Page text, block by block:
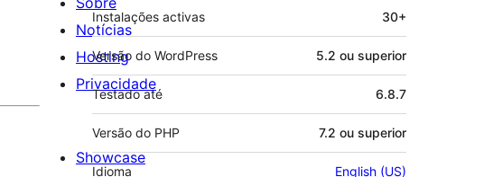
Instalações activas 30+
Versão do WordPress 5.2 ou superior
Testado até 6.8.7
Versão do PHP 7.2 ou superior
Idioma English (US)
Notícias
Hosting
Privacidade
Showcase